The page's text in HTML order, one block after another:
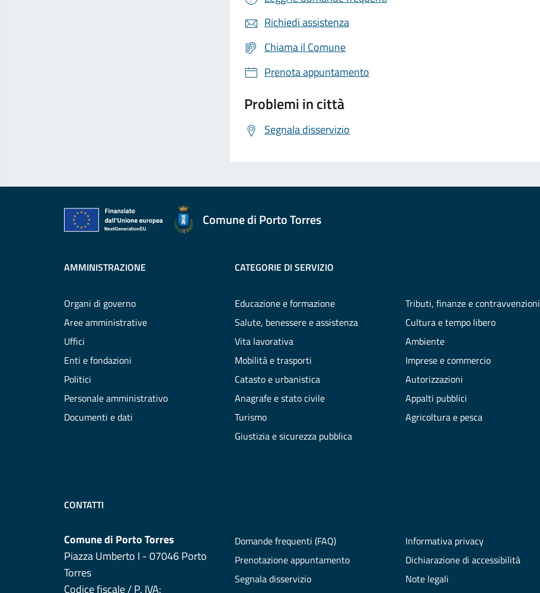
Richiedi assistenza
Chiama il Comune
Prenota appuntamento
Problemi in città
Segnala disservizio
Comune di Porto Torres
AMMINISTRAZIONE
Organi di governo
Aree amministrative
Uffici
Enti e fondazioni
Politici
Personale amministrativo
Documenti e dati
CATEGORIE DI SERVIZIO
Educazione e formazione
Salute, benessere e assistenza
Vita lavorativa
Mobilità e trasporti
Catasto e urbanistica
Anagrafe e stato civile
Turismo
Giustizia e sicurezza pubblica
Tributi, finanze e contravvenzioni
Cultura e tempo libero
Ambiente
Imprese e commercio
Autorizzazioni
Appalti pubblici
Agricoltura e pesca
CONTATTI
Comune di Porto Torres
Piazza Umberto I - 07046 Porto
Torres
Codice fiscale / P. IVA:
Domande frequenti (FAQ)
Prenotazione appuntamento
Segnala disservizio
Informativa privacy
Dichiarazione di accessibilità
Note legali